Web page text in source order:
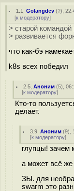
1.1 ,Golangdev (?),
[к модератору]
> старой командой
> развивается
что как-бэ
k8s всех победил
2.5 ,Аноним (5),
[к модератору]
Кто-то
делает.
3.9 ,Аноним (9),
[к модератору]
глупцы! зачем
а может всё же
ЗЫ. для
swarm это